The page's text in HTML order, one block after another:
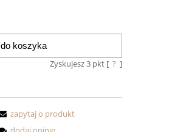
do koszyka
Zyskujesz3pkt [ ? ]
zapytaj o produkt